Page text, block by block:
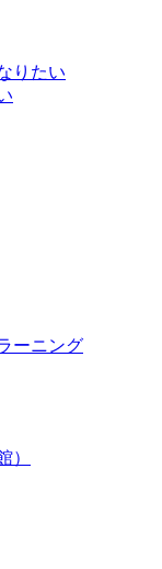
りたい
ーニング
）